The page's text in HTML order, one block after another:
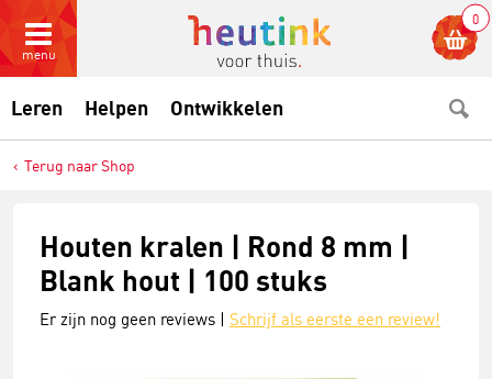
menu
0
Leren Helpen Ontwikkelen
Terug naar Shop
Houten kralen | Rond 8 mm |
Blank hout | 100 stuks
Er zijn nog geen reviews | Schrijf als eerste een review!